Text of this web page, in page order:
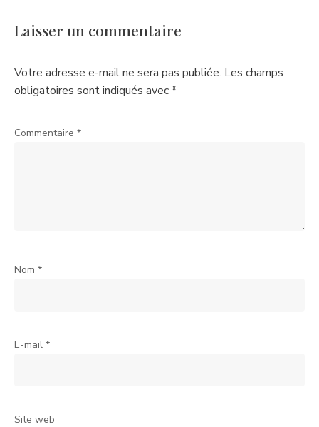
Laisser un commentaire
Votre adresse e-mail ne sera pas publiée. Les champs
obligatoires sont indiqués avec*
Commentaire *
Nom *
E-mail *
Site web